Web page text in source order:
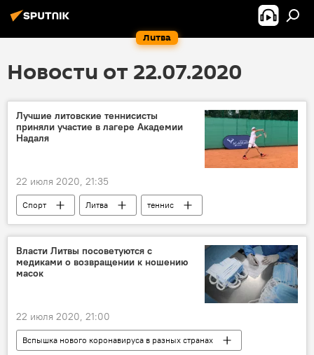
Литва
Новости от 22.07.2020
Лучшие литовские теннисисты
приняли участие в лагере Академии
Надаля
22 июля 2020, 21:35
Спорт Литва теннис
Власти Литвы посоветуются с
медиками о возвращении к ношению
масок
22 июля 2020, 21:00
Вспышка нового коронавируса в разных странах